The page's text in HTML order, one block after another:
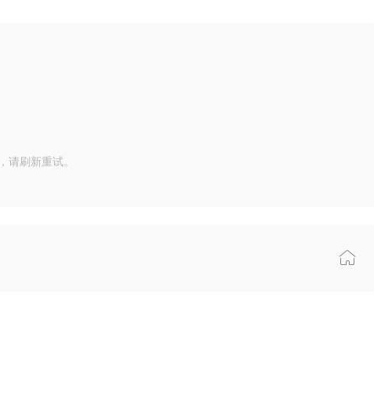
刷新重试。